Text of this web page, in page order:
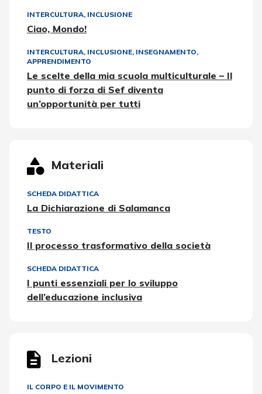
INTERCULTURA, INCLUSIONE
Ciao, Mondo!
INTERCULTURA, INCLUSIONE, INSEGNAMENTO,
APPRENDIMENTO
Le scelte della mia scuola multiculturale – Il
punto di forza di Sef diventa
un’opportunità per tutti
Materiali
SCHEDA DIDATTICA
La Dichiarazione di Salamanca
TESTO
Il processo trasformativo della società
SCHEDA DIDATTICA
I punti essenziali per lo sviluppo
dell’educazione inclusiva
Lezioni
IL CORPO E IL MOVIMENTO